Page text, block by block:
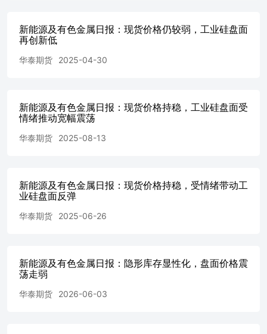
新能源及有色金属日报：现货价格仍较弱，工业硅盘面
再创新低
华泰期货 2025-04-30
新能源及有色金属日报：现货价格持稳，工业硅盘面受
情绪推动宽幅震荡
华泰期货 2025-08-13
新能源及有色金属日报：现货价格持稳，受情绪带动工
业硅盘面反弹
华泰期货 2025-06-26
新能源及有色金属日报：隐形库存显性化，盘面价格震
荡走弱
华泰期货 2026-06-03